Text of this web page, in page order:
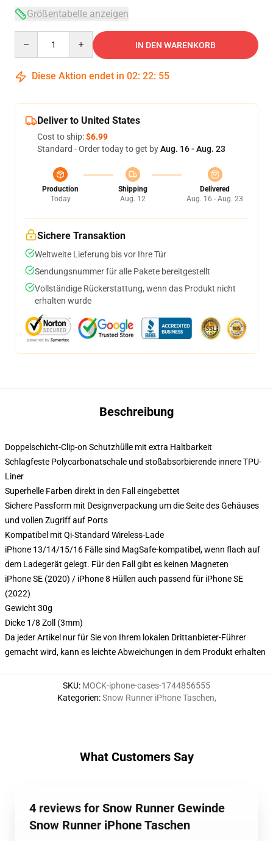
Größentabelle anzeigen
IN DEN WARENKORB
Diese Aktion endet in 02: 22: 54
Deliver to United States
Cost to ship:$6.99
Standard - Order today to get byAug. 16 - Aug. 23
Production
Today
Shipping
Aug. 12
Delivered
Aug. 16 - Aug. 23
Sichere Transaktion
Weltweite Lieferung bis vor Ihre Tür
Sendungsnummer für alle Pakete bereitgestellt
Vollständige Rückerstattung, wenn das Produkt nicht
erhalten wurde
Beschreibung
Doppelschicht-Clip-on Schutzhülle mit extra Haltbarkeit
Schlagfeste Polycarbonatschale und stoßabsorbierende innere TPU-
Liner
Superhelle Farben direkt in den Fall eingebettet
Sichere Passform mit Designverpackung um die Seite des Gehäuses
und vollen Zugriff auf Ports
Kompatibel mit Qi-Standard Wireless-Lade
iPhone 13/14/15/16 Fälle sind MagSafe-kompatibel, wenn flach auf
dem Ladegerät gelegt. Für den Fall gibt es keinen Magneten
iPhone SE (2020) / iPhone 8 Hüllen auch passend für iPhone SE
(2022)
Gewicht 30g
Dicke 1/8 Zoll (3mm)
Da jeder Artikel nur für Sie von Ihrem lokalen Drittanbieter-Führer
gemacht wird, kann es leichte Abweichungen in dem Produkt erhalten
SKU: MOCK-iphone-cases-1744856555
Kategorien:Snow Runner iPhone Taschen,
What Customers Say
4 reviews for Snow Runner Gewinde
Snow Runner iPhone Taschen